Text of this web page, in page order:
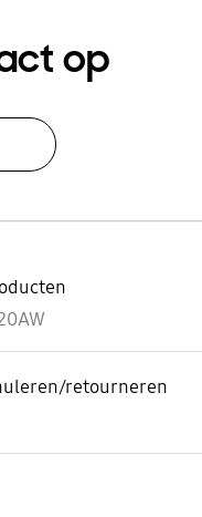
op
retourneren